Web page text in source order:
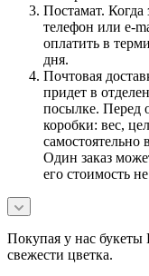
Постамат. Когда
телефон или e-
оплатить в
дня.
Почтовая
придет в
посылке. Перед
коробки: вес,
самостоятельно
Один заказ
его стоимость
Покупая у нас букеты
свежести цветка.